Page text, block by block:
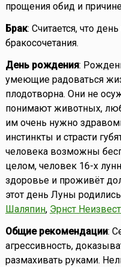
прощения обид и
Брак: Считается, что
бракосочетания.
День рождения:
умеющие радоваться
плодотворна. Они не
понимают животных,
им очень нужно
инстинкты и страсти
человека возможны
целом, человек 16-х
здоровье и проживёт
этот день Луны родились
Шаляпин, Эрнст
Общие рекомендации:
агрессивность,
размахивать руками.